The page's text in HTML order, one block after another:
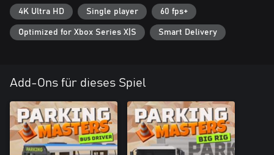
4K Ultra HD Single player 60 fps+
Optimized for Xbox Series X|S Smart Delivery
Add-Ons für dieses Spiel